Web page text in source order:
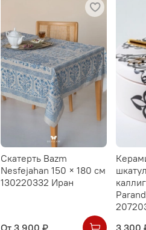
Скатерть Bazm
Nesfejahan 150 × 180 см
130220332 Иран